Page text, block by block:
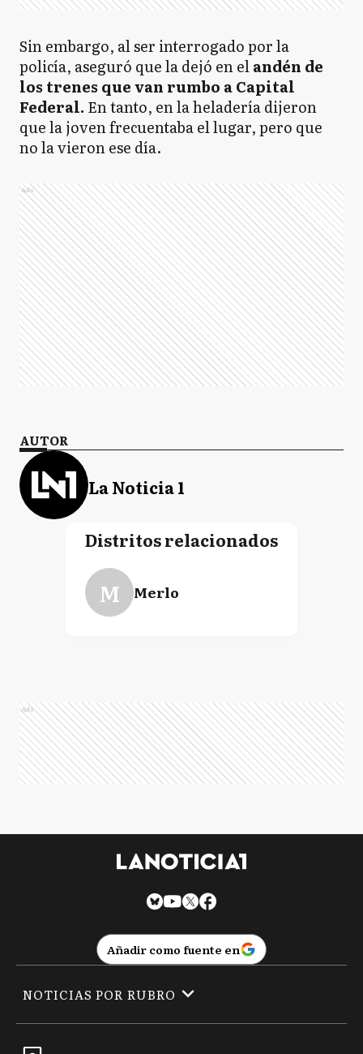
Sin embargo, al ser interrogado por la
policía, aseguró que la dejó en elandén de
los trenes que van rumbo a Capital
Federal. En tanto, en la heladería dijeron
que la joven frecuentaba el lugar, pero que
no la vieron ese día.
Ads
AUTOR
La Noticia 1
Distritos relacionados
M Merlo
Ads
Añadir como fuente en
NOTICIAS POR RUBRO